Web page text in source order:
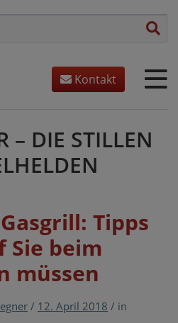
Kontakt
– DIE STILLEN
Tipps
Sie beim
müssen
/ 12. April 2018 / in